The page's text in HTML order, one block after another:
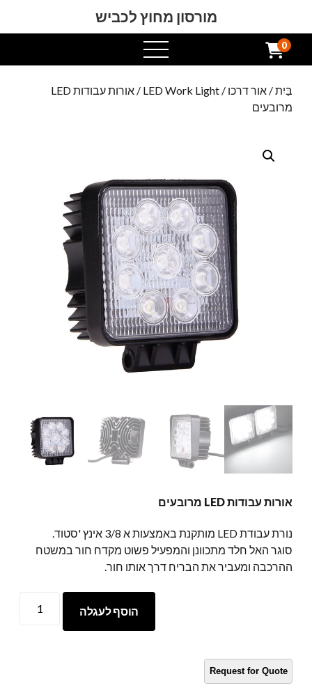
מורסון מחוץ לכביש
תפריט
פתוח
0
בַּיִת/ אור דרכו /
LED Work Light
/ אורות עבודות LED
מרובעים
אורות עבודות LED מרובעים
נורת עבודת LED מותקנת באמצעות א 3/8 אינץ 'סטוד.
סוגר האל חלד מתכוונן והמפעיל פשוט מקדח חור במשטח
ההרכבה ומעביר את הבריח דרך אותו חור.
עבודות
הוסף לעגלה